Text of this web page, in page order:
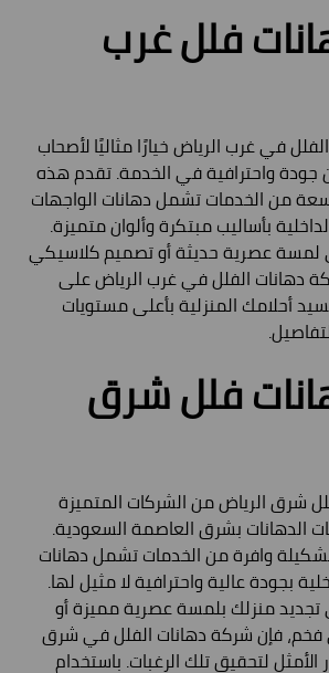
فلل غرب
في غرب الرياض خيارًا مثاليًا لأصحاب
جودة واحترافية في الخدمة. تقدم هذه
من الخدمات تشمل دهانات الواجهات
بأساليب مبتكرة وألوان متميزة.
عصرية حديثة أو تصميم كلاسيكي
دهانات الفلل في غرب الرياض على
أحلامك المنزلية بأعلى مستويات
فلل شرق
شرق الرياض من الشركات المتميزة
الدهانات بشرق العاصمة السعودية.
وافرة من الخدمات تشمل دهانات
بجودة عالية واحترافية لا مثيل لها.
منزلك بلمسة عصرية مميزة أو
فخم، فإن شركة دهانات الفلل في شرق
الأمثل لتحقيق تلك الرغبات. باستخدام